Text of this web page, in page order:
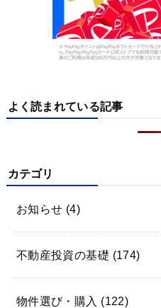
よく読まれている記事
カテゴリ
お知らせ (4)
不動産投資の基礎 (174)
物件選び・購入 (122)